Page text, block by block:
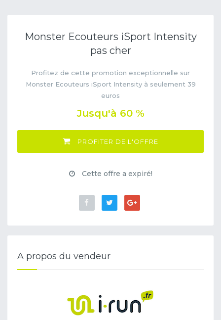
Monster Ecouteurs iSport Intensity
pas cher
Profitez de cette promotion exceptionnelle sur
Monster Ecouteurs iSport Intensity à seulement 39
euros
Jusqu'à 60 %
PROFITER DE L'OFFRE
Cette offre a expiré!
A propos du vendeur